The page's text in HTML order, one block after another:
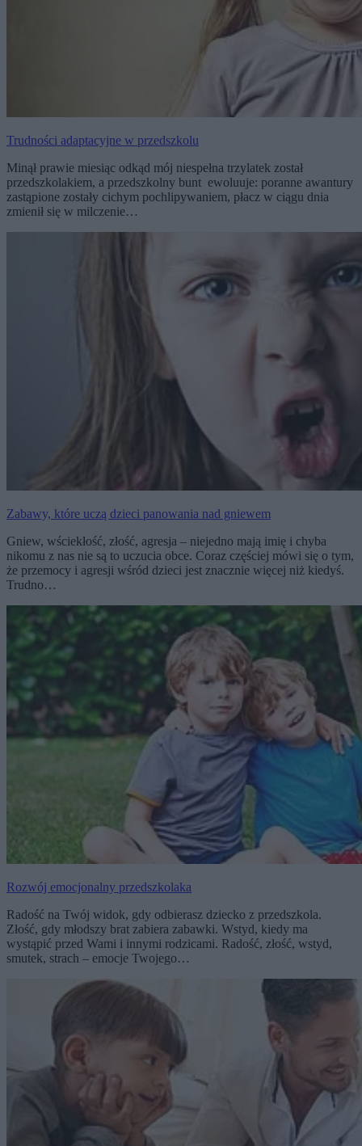
Trudności adaptacyjne w przedszkolu
Minął prawie miesiąc odkąd mój niespełna trzylatek został
przedszkolakiem, a przedszkolny bunt ewoluuje: poranne awantury
zastąpione zostały cichym pochlipywaniem, płacz w ciągu dnia
zmienił się w milczenie…
Zabawy, które uczą dzieci panowania nad gniewem
Gniew, wściekłość, złość, agresja – niejedno mają imię i chyba
nikomu z nas nie są to uczucia obce. Coraz częściej mówi się o tym,
że przemocy i agresji wśród dzieci jest znacznie więcej niż kiedyś.
Trudno…
Rozwój emocjonalny przedszkolaka
Radość na Twój widok, gdy odbierasz dziecko z przedszkola.
Złość, gdy młodszy brat zabiera zabawki. Wstyd, kiedy ma
wystąpić przed Wami i innymi rodzicami. Radość, złość, wstyd,
smutek, strach – emocje Twojego…